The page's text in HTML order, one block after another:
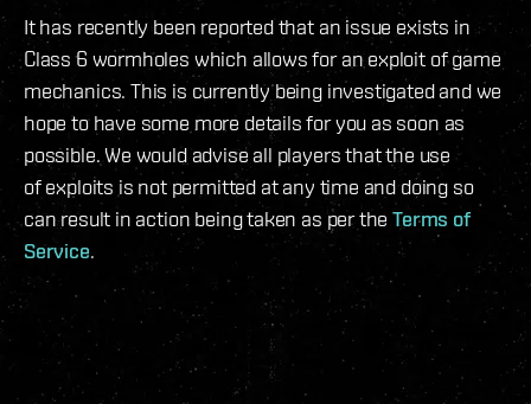
It has recently been reported that an issue exists in
Class 6 wormholes which allows for an exploit of game
mechanics. This is currently being investigated and we
hope to have some more details for you as soon as
possible. We would advise all players that the use
of exploits is not permitted at any time and doing so
can result in action being taken as per theTerms of
Service.